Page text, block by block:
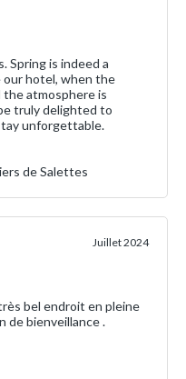
Spring is indeed a
hotel, when the
the atmosphere is
truly delighted to
unforgettable.
de Salettes
Juillet 2024
bel endroit en pleine
de bienveillance .